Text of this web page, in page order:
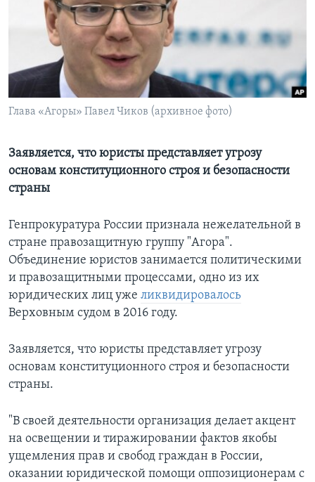
Learning English
СОЦИАЛЬНЫЕ СЕТИ
Глава «Агоры» Павел Чиков (архивное фото)
Заявляется, что юристы представляет угрозу
основам конституционного строя и безопасности
страны
Генпрокуратура России признала нежелательной в
стране правозащитную группу "Агора".
Объединение юристов занимается политическими
и правозащитными процессами, одно из их
юридических лиц уже ликвидировалось
Верховным судом в 2016 году.
Заявляется, что юристы представляет угрозу
основам конституционного строя и безопасности
страны.
"В своей деятельности организация делает акцент
на освещении и тиражировании фактов якобы
ущемления прав и свобод граждан в России,
оказании юридической помощи оппозиционерам с